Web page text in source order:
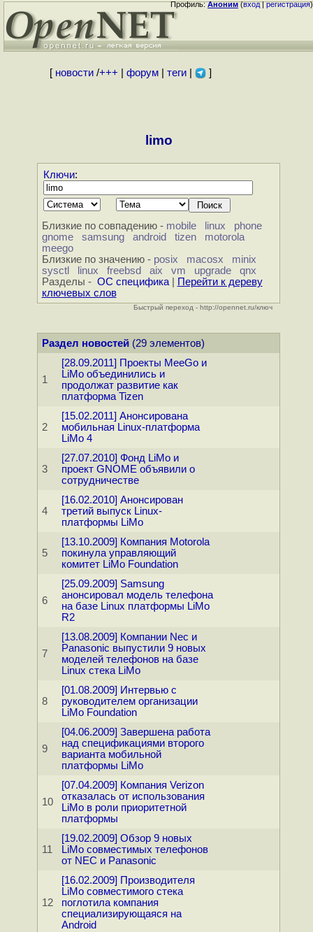
Профиль:Аноним(вход|регистрация)
[ новости/+++ форум| теги| ]
limo
Ключи:
Близкие по совпадению - mobile linux
phone
gnome
samsung android tizen
motorola
meego
Близкие по значению - posix macosx
minix
sysctl
linux freebsd aix vm upgrade
qnx
Разделы - ОС специфика|
Перейти к дереву
ключевых слов
Быстрый переход - http://opennet.ru/ключ
Раздел новостей(29 элементов)
1
[28.09.2011] Проекты MeeGo и
LiMo объединились и
продолжат развитие как
платформа Tizen
2
[15.02.2011] Анонсирована
мобильная Linux-платформа
LiMo 4
3
[27.07.2010] Фонд LiMo и
проект GNOME объявили о
сотрудничестве
4
[16.02.2010] Анонсирован
третий выпуск Linux-
платформы LiMo
5
[13.10.2009] Компания Motorola
покинула управляющий
комитет LiMo Foundation
6
[25.09.2009] Samsung
анонсировал модель телефона
на базе Linux платформы LiMo
R2
7
[13.08.2009] Компании Nec и
Panasonic выпустили 9 новых
моделей телефонов на базе
Linux стека LiMo
8
[01.08.2009] Интервью с
руководителем организации
LiMo Foundation
9
[04.06.2009] Завершена работа
над спецификациями второго
варианта мобильной
платформы LiMo
10
[07.04.2009] Компания Verizon
отказалась от использования
LiMo в роли приоритетной
платформы
11
[19.02.2009] Обзор 9 новых
LiMo совместимых телефонов
от NEC и Panasonic
12
[16.02.2009] Производителя
LiMo совместимого стека
поглотила компания
специализирующаяся на
Android